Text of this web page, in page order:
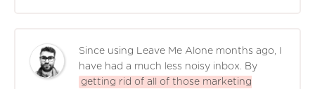
Since using Leave Me Alone months ago, I
have had a much less noisy inbox. By
getting rid of all of those marketing